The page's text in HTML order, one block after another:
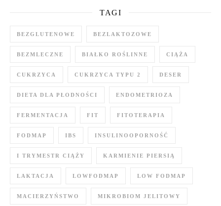
TAGI
BEZGLUTENOWE BEZLAKTOZOWE
BEZMLECZNE BIAŁKO ROŚLINNE CIĄŻA
CUKRZYCA CUKRZYCA TYPU 2 DESER
DIETA DLA PŁODNOŚCI ENDOMETRIOZA
FERMENTACJA FIT FITOTERAPIA
FODMAP IBS INSULINOOPORNOŚĆ
I TRYMESTR CIĄŻY KARMIENIE PIERSIĄ
LAKTACJA LOWFODMAP LOW FODMAP
MACIERZYŃSTWO MIKROBIOM JELITOWY